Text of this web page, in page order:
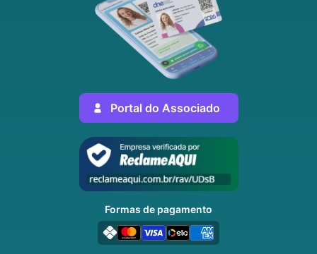
Portal do Associado
Formas de pagamento